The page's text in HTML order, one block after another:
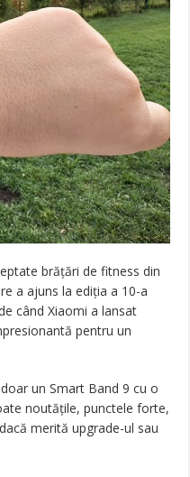
brățări de fitness din
a ajuns la ediția a 10-a
când Xiaomi a lansat
pentru un
un Smart Band 9 cu o
noutățile, punctele forte,
merită upgrade-ul sau